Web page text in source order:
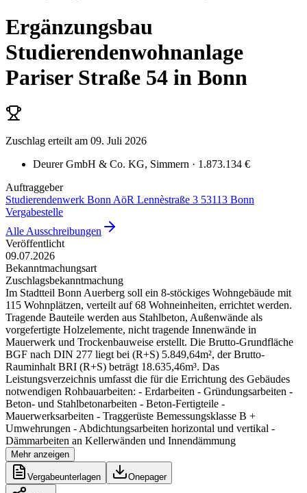
Ergänzungsbau
Studierendenwohnanlage
Pariser Straße 54 in Bonn
Zuschlag erteilt am 09. Juli 2026
Deurer GmbH & Co. KG, Simmern · 1.873.134 €
Auftraggeber
Studierendenwerk Bonn AöR Lennèstraße 3 53113 Bonn
Vergabestelle
Alle Ausschreibungen
Veröffentlicht
09.07.2026
Bekanntmachungsart
Zuschlagsbekanntmachung
Im Stadtteil Bonn Auerberg soll ein 8-stöckiges Wohngebäude mit
115 Wohnplätzen, verteilt auf 68 Wohneinheiten, errichtet werden.
Tragende Bauteile werden aus Stahlbeton, Außenwände als
vorgefertigte Holzelemente, nicht tragende Innenwände in
Mauerwerk und Trockenbauweise erstellt. Die Brutto-Grundfläche
BGF nach DIN 277 liegt bei (R+S) 5.849,64m², der Brutto-
Rauminhalt BRI (R+S) beträgt 18.635,46m³. Das
Leistungsverzeichnis umfasst die für die Errichtung des Gebäudes
notwendigen Rohbauarbeiten: - Erdarbeiten - Gründungsarbeiten -
Beton- und Stahlbetonarbeiten - Beton-Fertigteile -
Mauerwerksarbeiten - Traggerüste Bemessungsklasse B +
Umwehrungen - Abdichtungsarbeiten horizontal und vertikal -
Dämmarbeiten an Kellerwänden und Innendämmung
Mehr anzeigen
Vergabeunterlagen Onepager